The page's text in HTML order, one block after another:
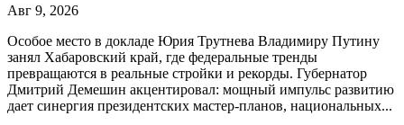
Авг 9, 2026
Особое место в докладе Юрия Трутнева Владимиру Путину
занял Хабаровский край, где федеральные тренды
превращаются в реальные стройки и рекорды. Губернатор
Дмитрий Демешин акцентировал: мощный импульс развитию
дает синергия президентских мастер-планов, национальных...